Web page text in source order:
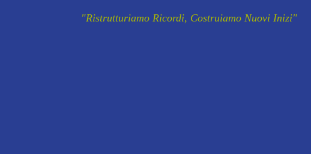
"Ristrutturiamo Ricordi, Costruiamo Nuovi Inizi"